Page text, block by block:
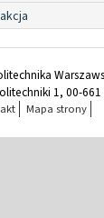
1, 00-
Mapa strony